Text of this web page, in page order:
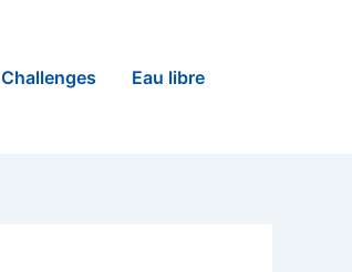
Challenges Eau libre